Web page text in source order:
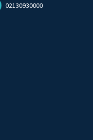
02130930000